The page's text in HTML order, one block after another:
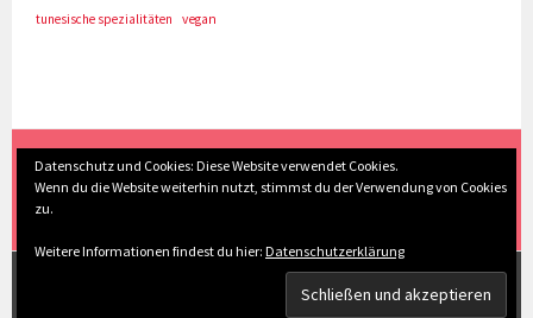
tunesische spezialitäten vegan
(c) Eva Seyberth|Home|Impressum/Datenschutz
Inhaltsverzeichnis|Kontakt|Nach Oben
STOLZ PRÄSENTIERT VON WORDPRESS | THEME: SELA
Datenschutz und Cookies: Diese Website verwendet Cookies.
Wenn du die Website weiterhin nutzt, stimmst du der Verwendung von Cookies
zu.
Weitere Informationen findest du hier: Datenschutzerklärung